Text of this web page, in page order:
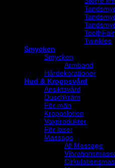
Twinkles
Smycken
Smycken
Armband
Hårdekorationer
Hud & Kroppsvård
Ansiktsvård
Duschkräm
För män
Kroppslotion
Vaxprodukter
För laser
Massage
All Massage